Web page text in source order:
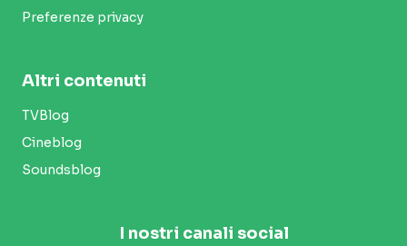
Preferenze privacy
Altri contenuti
TVBlog
Cineblog
Soundsblog
I nostri canali social